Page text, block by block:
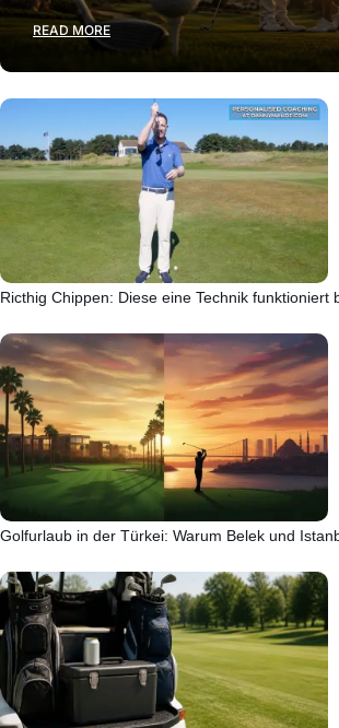
READ MORE
Ricthig Chippen: Diese eine Technik funktioniert
Golfurlaub in der Türkei: Warum Belek und